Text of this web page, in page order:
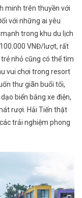
minh trên thuyền với
với những ai yêu
trong khu du lịch
VNĐ/lượt, rất
nhỏ cũng có thể tìm
vui chơi trong resort
thư giãn buổi tối,
biển bằng xe điện,
rượi. Hải Tiến thật
trải nghiệm phong